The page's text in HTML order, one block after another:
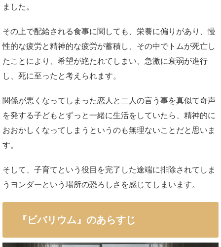
ました。
その上で配給される食事に関しても、栄養に偏りがあり、慢
性的な疲労と精神的な疲労が蓄積し、その中でトムが死亡し
たことにより、希望が絶たれてしまい、急激に衰弱が進行
し、死に至ったと考えられます。
関係が悪くなってしまった恋人と二人の言う事を真似て奇声
を発する子どもとずっと一緒に生活をしていたら、精神的に
おおかしくなってしまうというのも無理ないことだと思いま
す。
そして、子育てという役目を完了した途端に排除されてしま
うヨンダーという場所の恐ろしさを感じてしまいます。
『ビバリウム』のあらすじ